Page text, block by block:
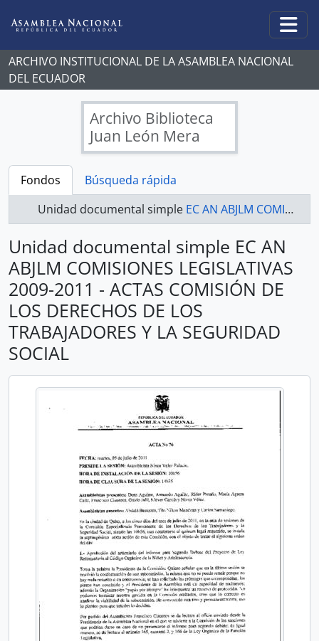
ARCHIVO INSTITUCIONAL DE LA ASAMBLEA NACIONAL
DEL ECUADOR
Archivo Biblioteca
Juan León Mera
Fondos
Búsqueda rápida
Unidad documental simple EC AN ABJLM COMISIONES LEGISLATIVAS 2009-2011 - ACTAS COMISIÓN DE LOS DERECHOS DE LOS TRABAJADORES Y LA SEGURIDAD SOCIAL
Unidad documental simple EC AN
ABJLM COMISIONES LEGISLATIVAS
2009-2011 - ACTAS COMISIÓN DE
LOS DERECHOS DE LOS
TRABAJADORES Y LA SEGURIDAD
SOCIAL